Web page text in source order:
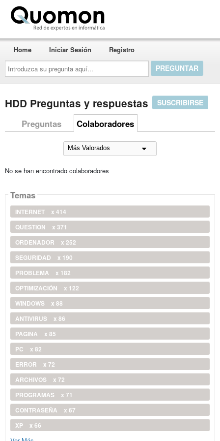
Introduzca
su
pregunta
aquí...
Home Iniciar Sesión Registro
HDD Preguntas y respuestas SUSCRIBIRSE
Preguntas Colaboradores
No se han encontrado colaboradores
Temas
INTERNET
x 414
QUESTION
x 371
ORDENADOR
x 252
SEGURIDAD
x 190
PROBLEMA
x 182
OPTIMIZACIÓN
x 122
WINDOWS
x 88
ANTIVIRUS
x 86
PAGINA
x 85
PC
x 82
ERROR
x 72
ARCHIVOS
x 72
PROGRAMAS
x 71
CONTRASEÑA
x 67
XP
x 66